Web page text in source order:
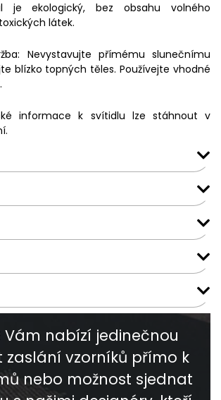
je ekologický, bez obsahu volného
látek.
Nevystavujte přímému slunečnímu
blízko topných těles. Používejte vhodné
informace k svítidlu lze stáhnout v
Vám nabízí jedinečnou
zaslání vzorníků přímo k
nebo možnost sjednat